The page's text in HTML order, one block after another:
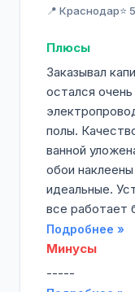
📍 Краснодар⭐ 5
Плюсы
Заказывал
остался
полы.
ванной
обои
идеальные.
все работает
Подробнее »
Минусы
-----